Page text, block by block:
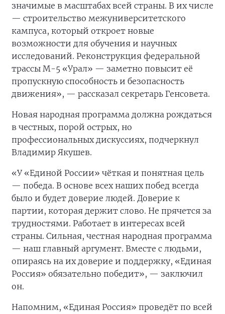
значимые в масштабах всей страны. В их числе
— строительство межуниверситетского
кампуса, который откроет новые
возможности для обучения и научных
исследований. Реконструкция федеральной
трассы М-5 «Урал» — заметно повысит её
пропускную способность и безопасность
движения», — рассказал секретарь Генсовета.
Новая народная программа должна рождаться
в честных, порой острых, но
профессиональных дискуссиях, подчеркнул
Владимир Якушев.
«У «Единой России» чёткая и понятная цель
— победа. В основе всех наших побед всегда
было и будет доверие людей. Доверие к
партии, которая держит слово. Не прячется за
трудностями. Работает в интересах всей
страны. Сильная, честная народная программа
— наш главный аргумент. Вместе с людьми,
опираясь на их доверие и поддержку, «Единая
Россия» обязательно победит», — заключил
он.
Напомним, «Единая Россия» проведёт по всей